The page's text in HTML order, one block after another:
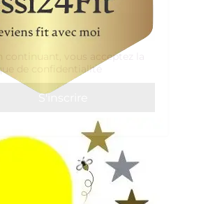
gratuite !
ou prénom
En continuant, vous acceptez la
de confidentialité